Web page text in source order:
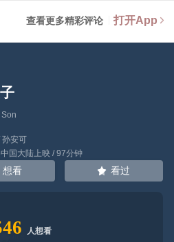
查看更多精彩评论 打开App
孙安可
国大陆上映 / 97分钟
想看 看过
人想看